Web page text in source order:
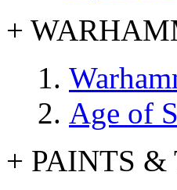
+
Age of
+ PAINTS &